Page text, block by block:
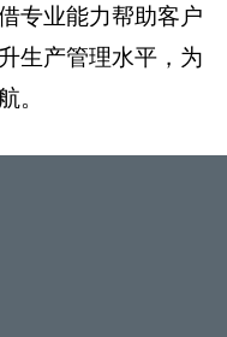
专业能力帮助客户
生产管理水平，为
。